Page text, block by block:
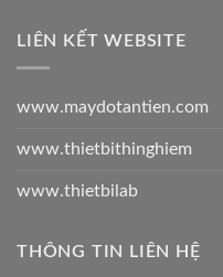
LIÊN KẾT WEBSITE
www.maydotantien.com
www.thietbithinghiem
www.thietbilab
THÔNG TIN LIÊN HỆ